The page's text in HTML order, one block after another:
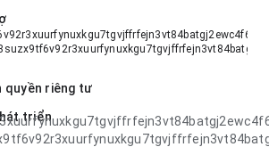
quyền riêng tư
triển